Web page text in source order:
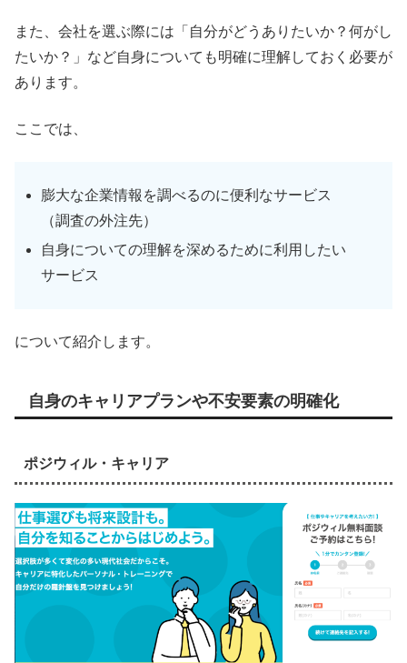
また、会社を選ぶ際には「自分がどうありたいか？何がし
たいか？」など自身についても明確に理解しておく必要が
あります。
ここでは、
膨大な企業情報を調べるのに便利なサービス
（調査の外注先）
自身についての理解を深めるために利用したい
サービス
について紹介します。
自身のキャリアプランや不安要素の明確化
ポジウィル・キャリア